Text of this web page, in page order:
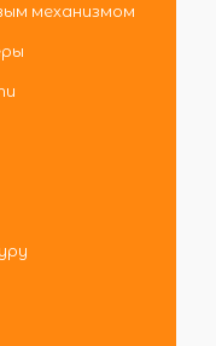
механизмом